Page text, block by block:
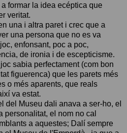
formar la idea ecéptica que
veritat.
una i altra paret i crec que a
una persona que no es va
enfonsant, poc a poc,
de ironia i de escepticisme.
sabia perfectament (com bon
figuerenca) que les parets més
o més aparents, que reals
va estat.
del Museu dali anava a ser-ho, el
personalitat, el nom no cal
a aquestes; Dalí sempre